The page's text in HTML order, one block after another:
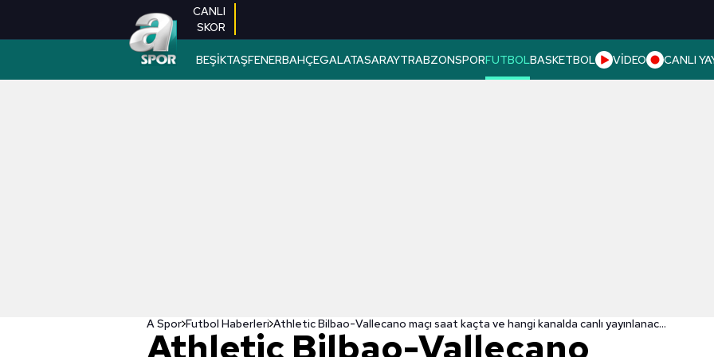
CANLI
SKOR
BEŞİKTAŞFENERBAHÇEGALATASARAYTRABZONSPORFUTBOLBASKETBOL VİDEO CANLI
A Spor Futbol Haberleri Athletic Bilbao-Vallecano maçı saat kaçta ve hangi kanalda canlı yayınlanacak? | İspanya La Liga
Athletic Bilbao-Vallecano